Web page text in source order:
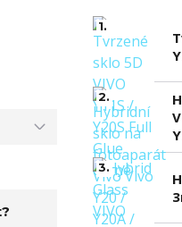
1.
2.
3.